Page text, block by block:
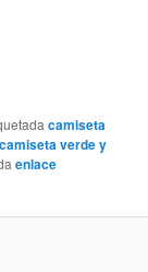
camiseta
verde y
enlace